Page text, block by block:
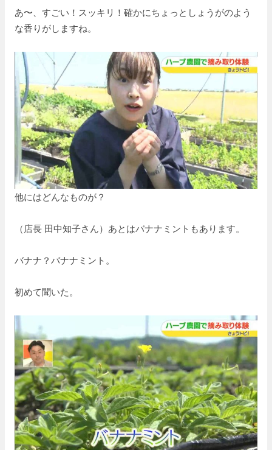
あ〜、すごい！スッキリ！確かにちょっとしょうがのよう
な香りがしますね。
他にはどんなものが？
（店長 田中知子さん）あとはバナナミントもあります。
バナナ？バナナミント。
初めて聞いた。